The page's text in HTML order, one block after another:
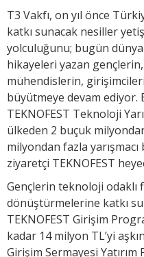
T3 Vakfı, on yıl önce
katkı sunacak nesiller
yolculuğunu; bugün
hikayeleri yazan
mühendislerin,
büyütmeye devam ediyor.
TEKNOFEST Teknoloji
ülkeden 2 buçuk
milyondan fazla
ziyaretçi TEKNOFEST
Gençlerin teknoloji
dönüştürmelerine katkı
TEKNOFEST Girişim
kadar 14 milyon TL’yi
Girişim Sermayesi Yatırım